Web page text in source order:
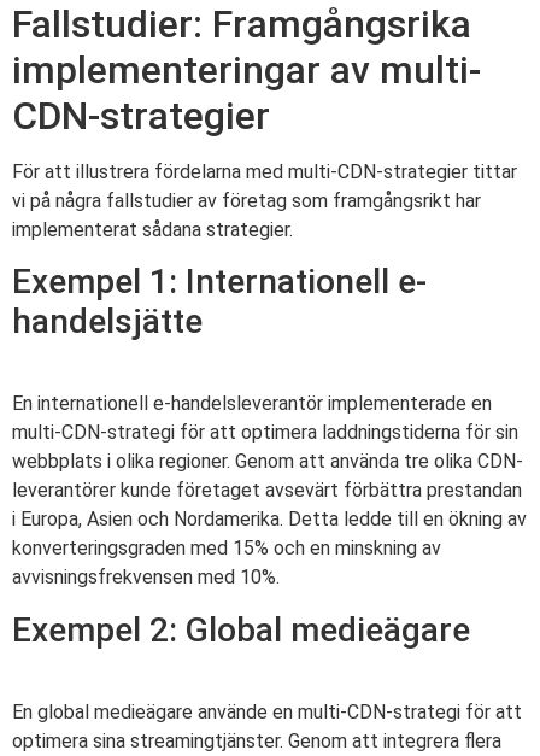
Fallstudier: Framgångsrika
implementeringar av multi-
CDN-strategier
För att illustrera fördelarna med multi-CDN-strategier tittar
vi på några fallstudier av företag som framgångsrikt har
implementerat sådana strategier.
Exempel 1: Internationell e-
handelsjätte
En internationell e-handelsleverantör implementerade en
multi-CDN-strategi för att optimera laddningstiderna för sin
webbplats i olika regioner. Genom att använda tre olika CDN-
leverantörer kunde företaget avsevärt förbättra prestandan
i Europa, Asien och Nordamerika. Detta ledde till en ökning av
konverteringsgraden med 15% och en minskning av
avvisningsfrekvensen med 10%.
Exempel 2: Global medieägare
En global medieägare använde en multi-CDN-strategi för att
optimera sina streamingtjänster. Genom att integrera flera